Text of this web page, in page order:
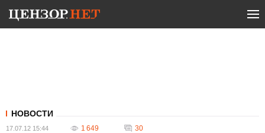
НОВОСТИ
17.07.12 15:44 1 649 30